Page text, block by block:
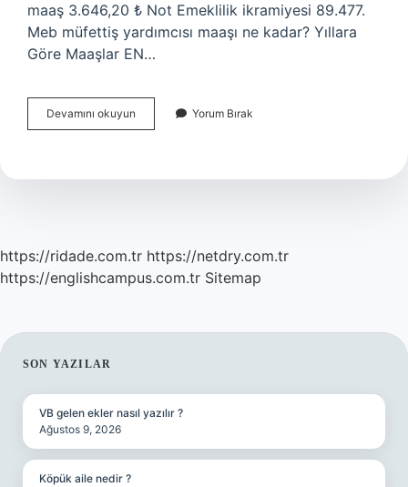
maaş 3.646,20 ₺ Not Emeklilik ikramiyesi 89.477.
Meb müfettiş yardımcısı maaşı ne kadar? Yıllara
Göre Maaşlar EN…
Devamını okuyun Müfettiş
Maaşı
Kadar
Yorum Bırak
https://ridade.com.tr https://netdry.com.tr
https://englishcampus.com.tr Sitemap
SIDEBAR
SON YAZILAR
VB gelen ekler nasıl yazılır ?
Ağustos 9, 2026
Köpük aile nedir ?